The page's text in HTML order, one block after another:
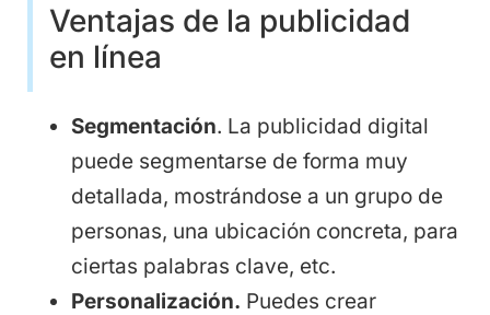
Ventajas de la publicidad
en línea
Segmentación. La publicidad digital
puede segmentarse de forma muy
detallada, mostrándose a un grupo de
personas, una ubicación concreta, para
ciertas palabras clave, etc.
Personalización. Puedes crear